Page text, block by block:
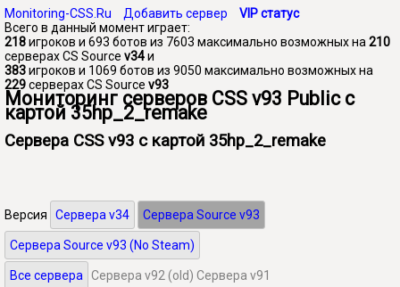
Monitoring-CSS.Ru Добавить сервер
VIP статус
Всего в данный момент играет:
218игроков и 693 ботов из 7603 максимально возможных на 210
серверах CS Source v34и
383игроков и 1069 ботов из 9050 максимально возможных на
229серверах CS Source v93
Мониторинг серверов CSS v93 Public с
картой 35hp_2_remake
Сервера CSS v93 с картой 35hp_2_remake
Версия Сервера v34 Сервера Source v93
Сервера Source v93 (No Steam)
Все сервера Сервера v92 (old) Сервера v91